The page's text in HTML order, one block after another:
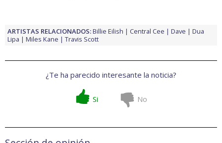
ARTISTAS RELACIONADOS:Billie Eilish Central Cee Dave
Dua
Lipa
Miles Kane Travis Scott
¿Te ha parecido interesante la noticia?
Si No